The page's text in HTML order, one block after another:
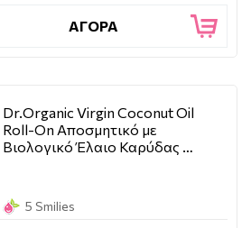
ΑΓΟΡΑ
Dr.Organic Virgin Coconut Oil
Roll-On Αποσμητικό με
Βιολογικό Έλαιο Καρύδας …
5 Smilies